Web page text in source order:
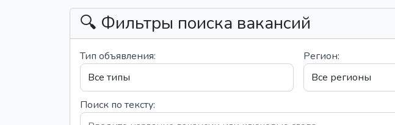
🔍 Фильтры поиска вакансий
Тип объявления: Регион:
Поиск по тексту: